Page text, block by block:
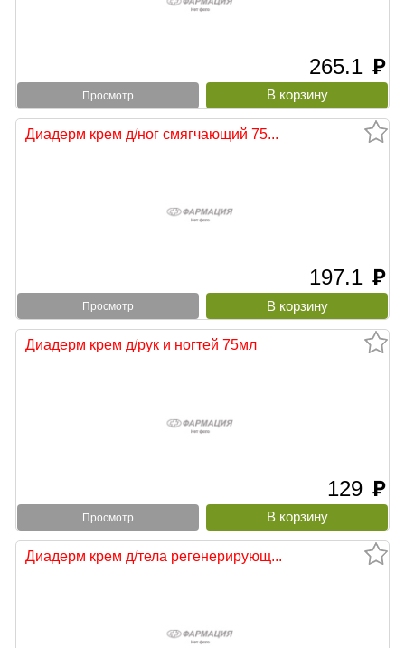
265.1 руб
Просмотр
Диадерм крем д/ног смягчающий 75...
197.1 руб
Просмотр
Диадерм крем д/рук и ногтей 75мл
129 руб
Просмотр
Диадерм крем д/тела регенерирующ...